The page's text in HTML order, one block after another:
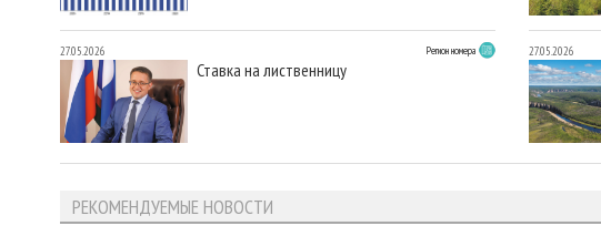
27.05.2026 Регион номера
Ставка на лиственницу
27.05.2026
РЕКОМЕНДУЕМЫЕ НОВОСТИ